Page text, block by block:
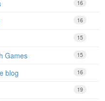
16
16
15
15
Games
16
blog
19